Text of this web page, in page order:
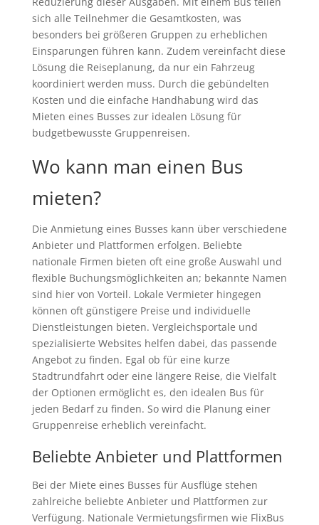
sich alle Teilnehmer die Gesamtkosten, was
besonders bei größeren Gruppen zu erheblichen
Einsparungen führen kann. Zudem vereinfacht diese
Lösung die Reiseplanung, da nur ein Fahrzeug
koordiniert werden muss. Durch die gebündelten
Kosten und die einfache Handhabung wird das
Mieten eines Busses zur idealen Lösung für
budgetbewusste Gruppenreisen.
Wo kann man einen Bus
mieten?
Die Anmietung eines Busses kann über verschiedene
Anbieter und Plattformen erfolgen. Beliebte
nationale Firmen bieten oft eine große Auswahl und
flexible Buchungsmöglichkeiten an; bekannte Namen
sind hier von Vorteil. Lokale Vermieter hingegen
können oft günstigere Preise und individuelle
Dienstleistungen bieten. Vergleichsportale und
spezialisierte Websites helfen dabei, das passende
Angebot zu finden. Egal ob für eine kurze
Stadtrundfahrt oder eine längere Reise, die Vielfalt
der Optionen ermöglicht es, den idealen Bus für
jeden Bedarf zu finden. So wird die Planung einer
Gruppenreise erheblich vereinfacht.
Beliebte Anbieter und Plattformen
Bei der Miete eines Busses für Ausflüge stehen
zahlreiche beliebte Anbieter und Plattformen zur
Verfügung. Nationale Vermietungsfirmen wie FlixBus